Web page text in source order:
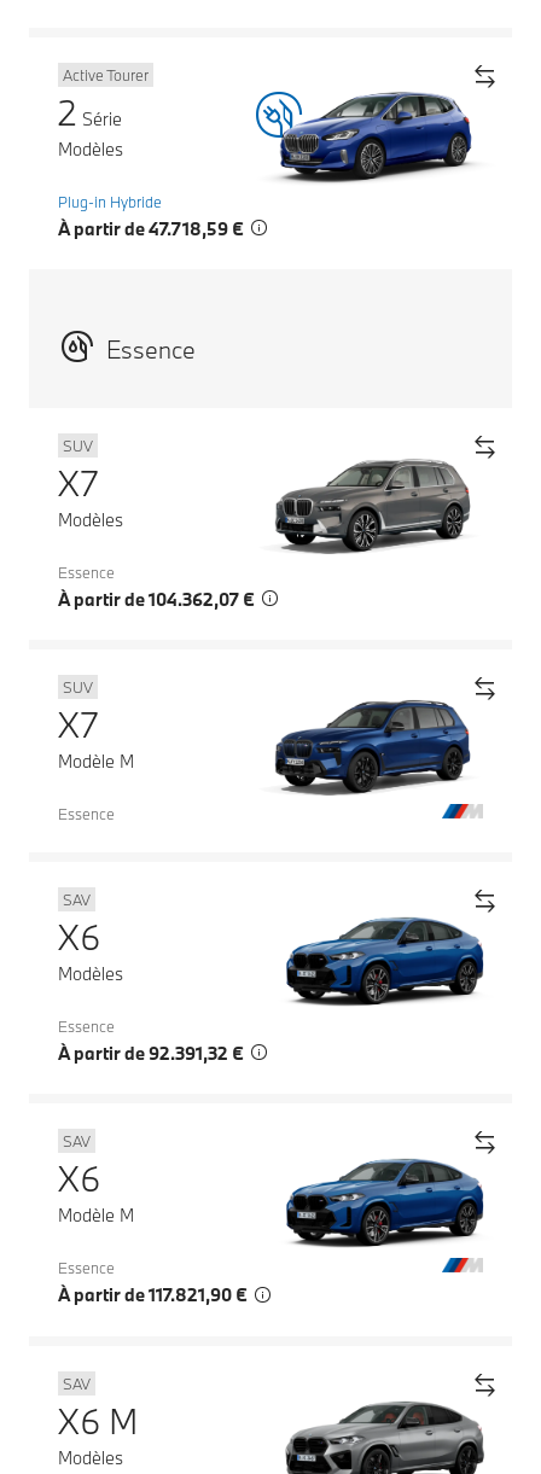
Active Tourer
2 Série
Modèles
Plug-in Hybride
À partir de 47.718,59 €
Essence
SUV
X7
Modèles
Essence
À partir de 104.362,07 €
SUV
X7
Modèle M
Essence
SAV
X6
Modèles
Essence
À partir de 92.391,32 €
SAV
X6
Modèle M
Essence
À partir de 117.821,90 €
SAV
X6 M
Modèles